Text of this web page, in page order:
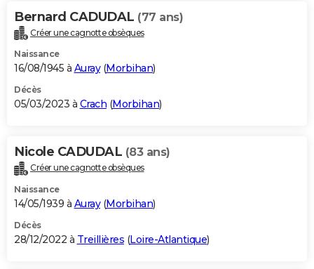
Bernard CADUDAL (77 ans)
Créer une cagnotte obsèques
Naissance
16/08/1945 à Auray(Morbihan)
Décès
05/03/2023 à Crach (Morbihan)
Nicole CADUDAL (83 ans)
Créer une cagnotte obsèques
Naissance
14/05/1939 à Auray(Morbihan)
Décès
28/12/2022 à Treillières (Loire-Atlantique)